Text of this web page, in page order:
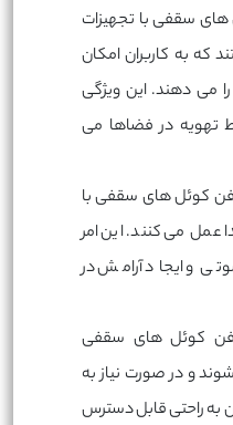
سقفی با تجهیزات
که به کاربران امکان
می دهند. این ویژگی
تهویه در فضاها می
فن کوئل های سقفی با
عمل می کنند. این امر
و ایجاد آرامش در
کوئل های سقفی
و در صورت نیاز به
به راحتی قابل دسترس